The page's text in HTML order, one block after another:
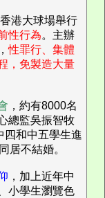
港大球場舉行
性行為。主辦
性罪行、集體
，免製造大量
，約有8000名
總監吳振智牧
四和中五學生進
居不結婚。
，加上近年中
小學生瀏覽色